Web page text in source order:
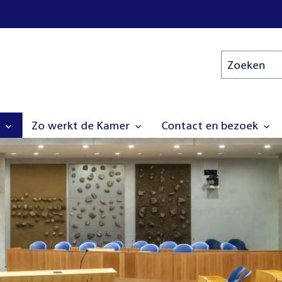
Zoeken
Zo werkt de Kamer Contact en bezoek